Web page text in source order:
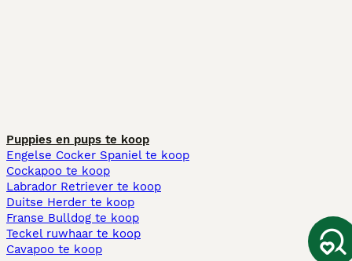
Puppies en pups te koop
Engelse Cocker Spaniel te koop
Cockapoo te koop
Labrador Retriever te koop
Duitse Herder te koop
Franse Bulldog te koop
Teckel ruwhaar te koop
Cavapoo te koop